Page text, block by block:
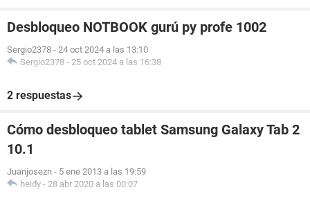
Desbloqueo NOTBOOK gurú py profe 1002
Sergio2378 - 24 oct 2024 a las 13:10
Sergio2378 - 25 oct 2024 a las 16:38
2 respuestas
Cómo desbloqueo tablet Samsung Galaxy Tab 2
10.1
Juanjosezn - 5 ene 2013 a las 19:59
heidy - 28 abr 2020 a las 00:07